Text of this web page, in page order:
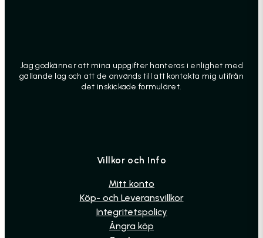
Villkor och Info
Mitt konto
Köp- och Leveransvillkor
Integritetspolicy
Ångra köp
Jag godkänner att mina uppgifter hanteras i enlighet med
gällande lag och att de används till att kontakta mig utifrån
det inskickade formuläret.